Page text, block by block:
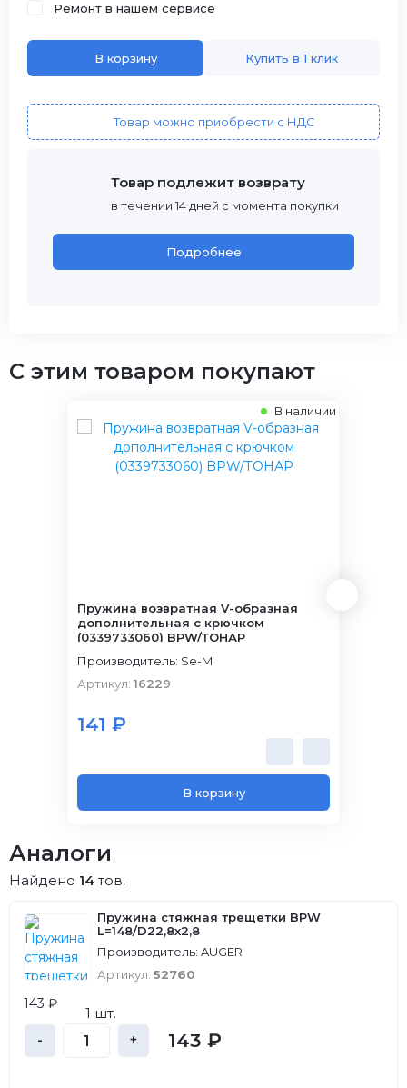
Ремонт в нашем сервисе
В корзину Купить в 1 клик
Товар можно приобрести с НДС
Товар подлежит возврату
в течении 14 дней с момента покупки
Подробнее
C этим товаром покупают
В наличии
Пружина возвратная V-образная
дополнительная с крючком
(0339733060) BPW/ТОНАР
Производитель: Se-M
Артикул: 16229
141 ₽
В корзину
Аналоги
Найдено 14 тов.
Пружина стяжная трещетки BPW
L=148/D22,8х2,8
Производитель: AUGER
Артикул: 52760
143 ₽
1 шт.
- + 143 ₽